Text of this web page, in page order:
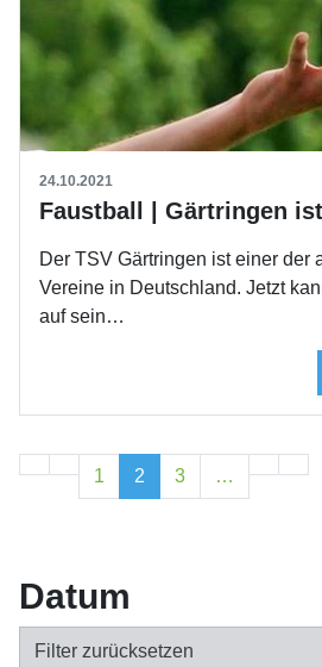
24.10.2021
Der TSV Gärtringen ist einer der
Vereine in Deutschland. Jetzt
auf sein…
1 2 3 …
Datum
Filter zurücksetzen